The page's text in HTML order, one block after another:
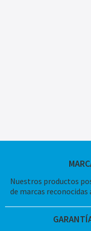
Nuestros productos
de marcas